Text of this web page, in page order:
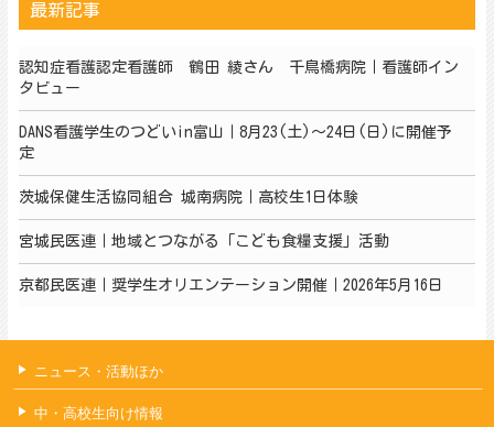
最新記事
認知症看護認定看護師 鶴田 綾さん 千鳥橋病院｜看護師イン
タビュー
DANS看護学生のつどいin富山｜8月23(土)～24日(日)に開催予
定
茨城保健生活協同組合 城南病院｜高校生1日体験
宮城民医連｜地域とつながる「こども食糧支援」活動
京都民医連｜奨学生オリエンテーション開催｜2026年5月16日
ニュース・活動ほか
中・高校生向け情報